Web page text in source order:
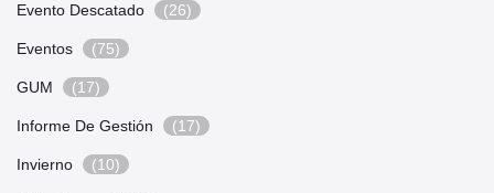
Evento Descatado (26)
Eventos (75)
GUM (17)
Informe De Gestión (17)
Invierno (10)